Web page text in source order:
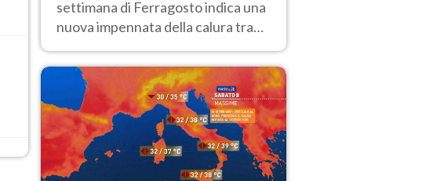
settimana di Ferragosto indica una
nuova impennata della calura tra
anche al Nord.